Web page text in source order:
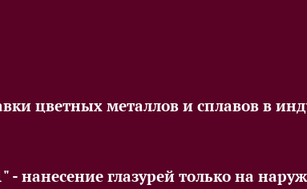
цветных металлов и сплавов в
нанесение глазурей только на